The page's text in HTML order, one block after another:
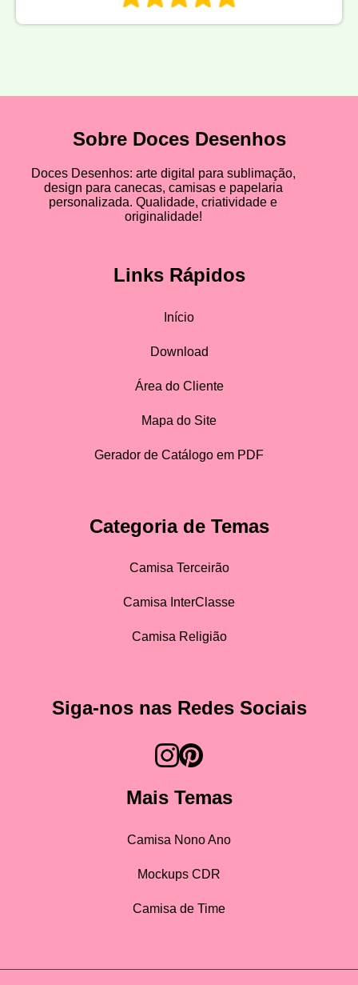
Sobre Doces Desenhos
Doces Desenhos: arte digital para sublimação,
design para canecas, camisas e papelaria
personalizada. Qualidade, criatividade e
originalidade!
Links Rápidos
Início
Download
Área do Cliente
Mapa do Site
Gerador de Catálogo em PDF
Categoria de Temas
Camisa Terceirão
Camisa InterClasse
Camisa Religião
Siga-nos nas Redes Sociais
Mais Temas
Camisa Nono Ano
Mockups CDR
Camisa de Time